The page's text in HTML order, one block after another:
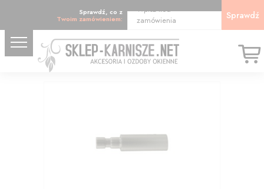
Sprawdź, co z
Twoim zamówieniem:
Wpisz kod
zamówienia
Sprawdź